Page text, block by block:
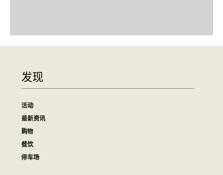
发现
活动
最新资讯
购物
餐饮
停车场